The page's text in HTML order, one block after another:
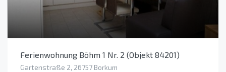
Ferienwohnung Böhm 1 Nr. 2 (Objekt 84201)
Gartenstraße 2, 26757 Borkum